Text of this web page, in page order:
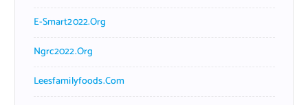
E-Smart2022.org
Ngrc2022.org
Leesfamilyfoods.com